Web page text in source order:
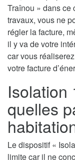
Traînou » dans ce
travaux, vous ne
régler la facture,
il y va de votre
car vous
votre facture
Isolation
quelles
Le dispositif «
limite car il ne